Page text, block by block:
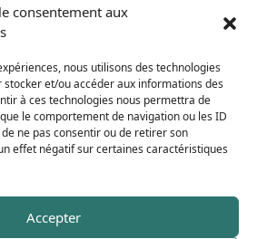
consentement aux
nous utilisons des technologies
et/ou accéder aux informations des
à ces technologies nous permettra de
le comportement de navigation ou les ID
ne pas consentir ou de retirer son
effet négatif sur certaines caractéristiques
Accepter
13:30–17:30
13:30–17:30